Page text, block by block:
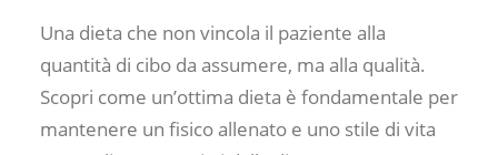
Una dieta che non vincola il paziente alla
quantità di cibo da assumere, ma alla qualità.
Scopri come un’ottima dieta è fondamentale per
mantenere un fisico allenato e uno stile di vita